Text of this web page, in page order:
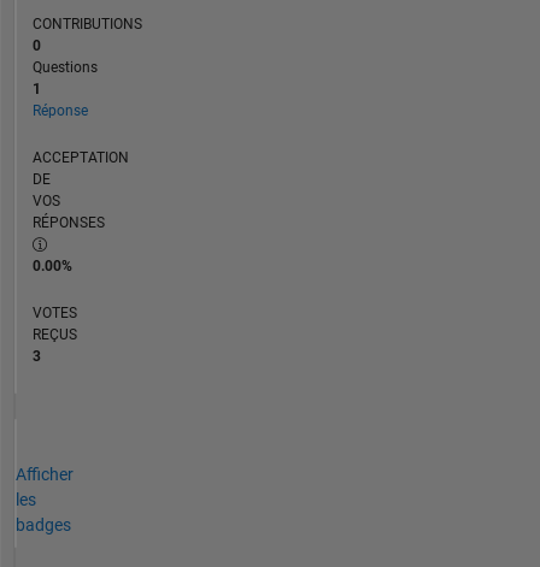
CONTRIBUTIONS
0
Questions
1
Réponse
ACCEPTATION
DE
VOS
RÉPONSES
0.00%
VOTES
REÇUS
3
Afficher
les
badges